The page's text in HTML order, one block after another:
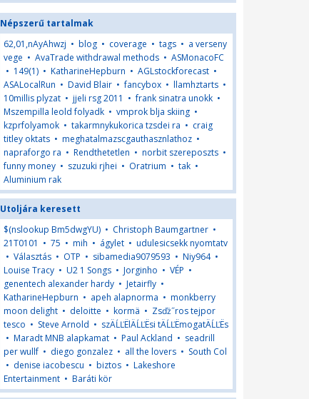
Népszerű tartalmak
62,01,nAyAhwzj • blog • coverage • tags • a verseny
vege • AvaTrade withdrawal methods • ASMonacoFC
• 149(1) • KatharineHepburn • AGLstockforecast •
ASALocalRun • David Blair •fancybox • llamhztarts •
10millis plyzat • jjeli rsg 2011 •frank sinatra unokk •
Mszempilla leold folyadk • vmprok blja skiing •
kzprfolyamok • takarmnykukorica tzsdei ra • craig
titley oktats • meghatalmazscgauthasznlathoz •
napraforgo ra • Rendthetetlen • norbit szereposzts •
funny money • szuzuki rjhei • Oratrium • tak •
Aluminium rak
Utoljára keresett
$(nslookup Bm5dwgYU) • Christoph Baumgartner •
21T0101 • 75 • mih • ágylet • udulesicsekk nyomtatv
• Választás • OTP • sibamedia9079593 • Niy964•
Louise Tracy • U2 1 Songs • Jorginho • VÉP •
genentech alexander hardy • Jetairfly •
KatharineHepburn • apeh alapnorma • monkberry
moon delight • deloitte • kormä • Zsďż˝ros tejpor
tesco • Steve Arnold • szÄĹĽËlÄĹĽËsi tÄĹĽËmogatÄĹĽËs
• Maradt MNB alapkamat • Paul Ackland • seadrill
per wullf • diego gonzalez • all the lovers • South Col
• denise iacobescu • biztos • Lakeshore
Entertainment • Baráti kör